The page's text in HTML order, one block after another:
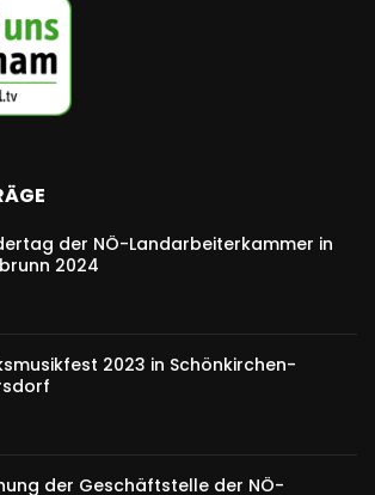
der NÖ-Landarbeiterkammer in
2024
2023 in Schönkirchen-
der Geschäftstelle der NÖ-